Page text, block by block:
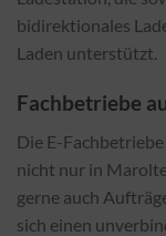
bidirektionales
Laden unterstützt.
Fachbetriebe
Die E-
nicht nur in
gerne auch
sich einen